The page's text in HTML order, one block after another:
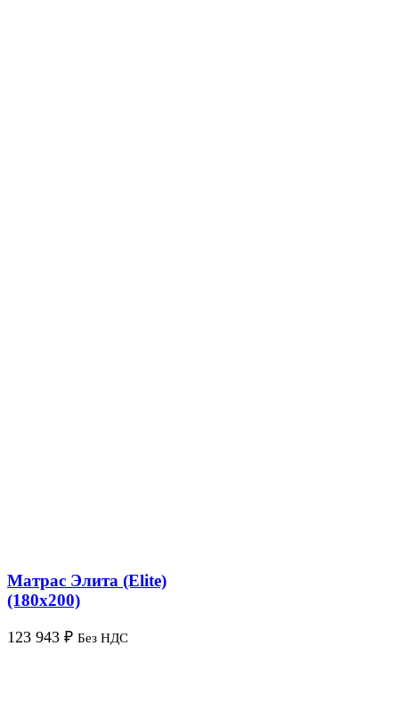
Матрас Элита (Elite)
(180х200)
123 943 ₽ Без НДС